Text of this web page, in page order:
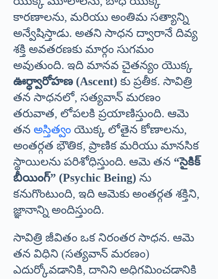
కారణాలను, మరియు అంతిమ సత్యాన్ని
అన్వేషిస్తాడు. అతని సాధన ద్వారానే దివ్య
శక్తి అవతరణకు మార్గం సుగమం
అవుతుంది. ఇది మానవ చైతన్యం యొక్క
ఊర్ధ్వారోహణ (Ascent) కు ప్రతీక. సావిత్రి
తన సాధనలో, సత్యవాన్ మరణం
తరువాత, లోపలకి ప్రయాణిస్తుంది. ఆమె
తన అస్తిత్వంయొక్క లోతైన కోణాలను,
అంతర్గత భౌతిక, ప్రాణిక మరియు మానసిక
స్థాయిలను పరిశోధిస్తుంది. ఆమె తన “సైకిక్
బీయింగ్” (Psychic Being) ను
కనుగొంటుంది, ఇది ఆమెకు అంతర్గత శక్తిని,
జ్ఞానాన్ని అందిస్తుంది.
సావిత్రి జీవితం ఒక నిరంతర సాధన. ఆమె
తన విధిని (సత్యవాన్ మరణం)
ఎదుర్కోవడానికి, దానిని అధిగమించడానికి